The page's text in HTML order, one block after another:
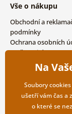
Vše o nákupu
Obchodní a
podmínky
Ochrana osobních
Možnosti dopravy
Vrácení zboží
Na
Soubory
ušetří vám čas a
o které se